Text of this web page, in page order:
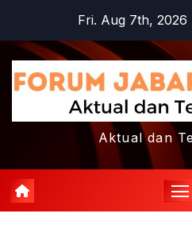
content
Fri. Aug 7th, 2026
Aktual dan